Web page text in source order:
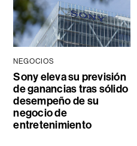
NEGOCIOS
Sony eleva su previsión
de ganancias tras sólido
desempeño de su
negocio de
entretenimiento